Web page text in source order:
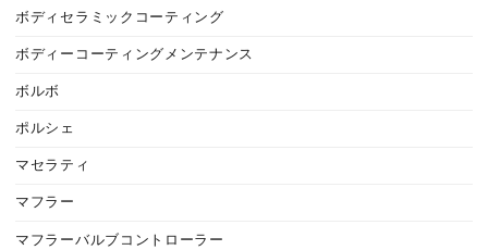
ボディセラミックコーティング
ボディーコーティングメンテナンス
ボルボ
ポルシェ
マセラティ
マフラー
マフラーバルブコントローラー